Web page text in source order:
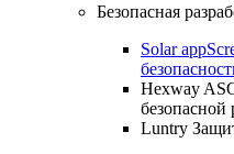
Безопасная
Solar
Hexway
безопасной
Luntry